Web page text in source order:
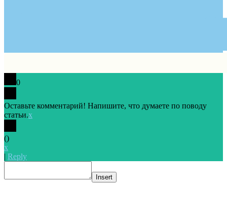
0
Оставьте комментарий! Напишите, что думаете по поводу
статьи.x
()
x
| Reply
Insert